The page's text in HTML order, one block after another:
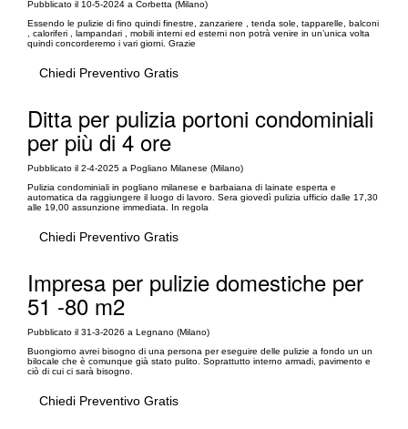
Pubblicato il 10-5-2024 a Corbetta (Milano)
Essendo le pulizie di fino quindi finestre, zanzariere , tenda sole, tapparelle, balconi
, caloriferi , lampandari , mobili interni ed esterni non potrà venire in un’unica volta
quindi concorderemo i vari giorni. Grazie
Chiedi Preventivo Gratis
Ditta per pulizia portoni condominiali
per più di 4 ore
Pubblicato il 2-4-2025 a Pogliano Milanese (Milano)
Pulizia condominiali in pogliano milanese e barbaiana di lainate esperta e
automatica da raggiungere il luogo di lavoro. Sera giovedì pulizia ufficio dalle 17,30
alle 19,00 assunzione immediata. In regola
Chiedi Preventivo Gratis
Impresa per pulizie domestiche per
51 -80 m2
Pubblicato il 31-3-2026 a Legnano (Milano)
Buongiorno avrei bisogno di una persona per eseguire delle pulizie a fondo un un
bilocale che è comunque già stato pulito. Soprattutto interno armadi, pavimento e
ciò di cui ci sarà bisogno.
Chiedi Preventivo Gratis